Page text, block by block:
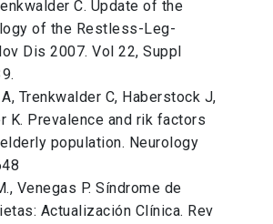
C. Update of the
of the Restless-Leg-
Dis 2007. Vol 22, Suppl
Trenkwalder C, Haberstock J,
K. Prevalence and rik factors
population. Neurology
Venegas P. Síndrome de
Actualización Clínica. Rev